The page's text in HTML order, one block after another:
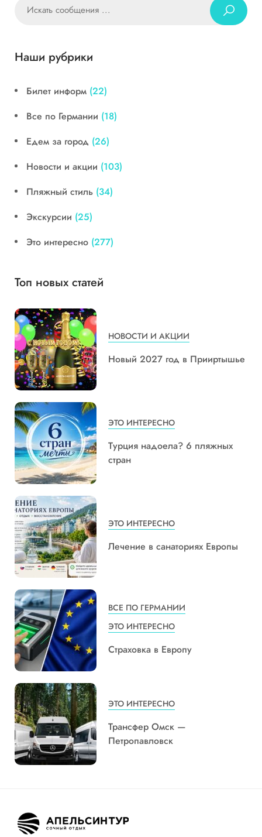
Наши рубрики
Билет информ (22)
Все по Германии (18)
Едем за город (26)
Новости и акции (103)
Пляжный стиль (34)
Экскурсии (25)
Это интересно (277)
Топ новых статей
НОВОСТИ И АКЦИИ
Новый 2027 год в Прииртышье
ЭТО ИНТЕРЕСНО
Турция надоела? 6 пляжных
стран
ЭТО ИНТЕРЕСНО
Лечение в санаториях Европы
ВСЕ ПО ГЕРМАНИИ
ЭТО ИНТЕРЕСНО
Страховка в Европу
ЭТО ИНТЕРЕСНО
Трансфер Омск —
Петропавловск